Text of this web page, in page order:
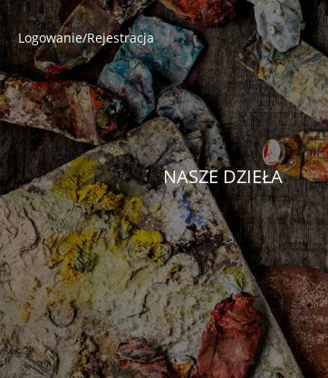
Logowanie/Rejestracja
NASZE DZIEŁA